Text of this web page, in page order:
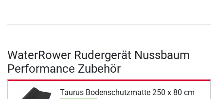
WaterRower Rudergerät Nussbaum
Performance Zubehör
Taurus Bodenschutzmatte 250 x 80 cm